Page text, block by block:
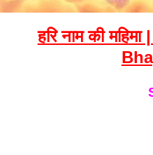
हरि नाम की